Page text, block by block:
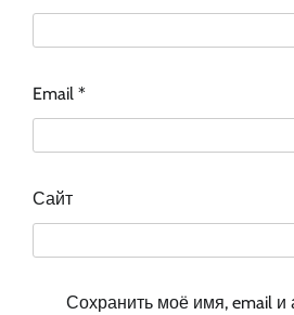
Email *
Сайт
Сохранить моё имя, email и